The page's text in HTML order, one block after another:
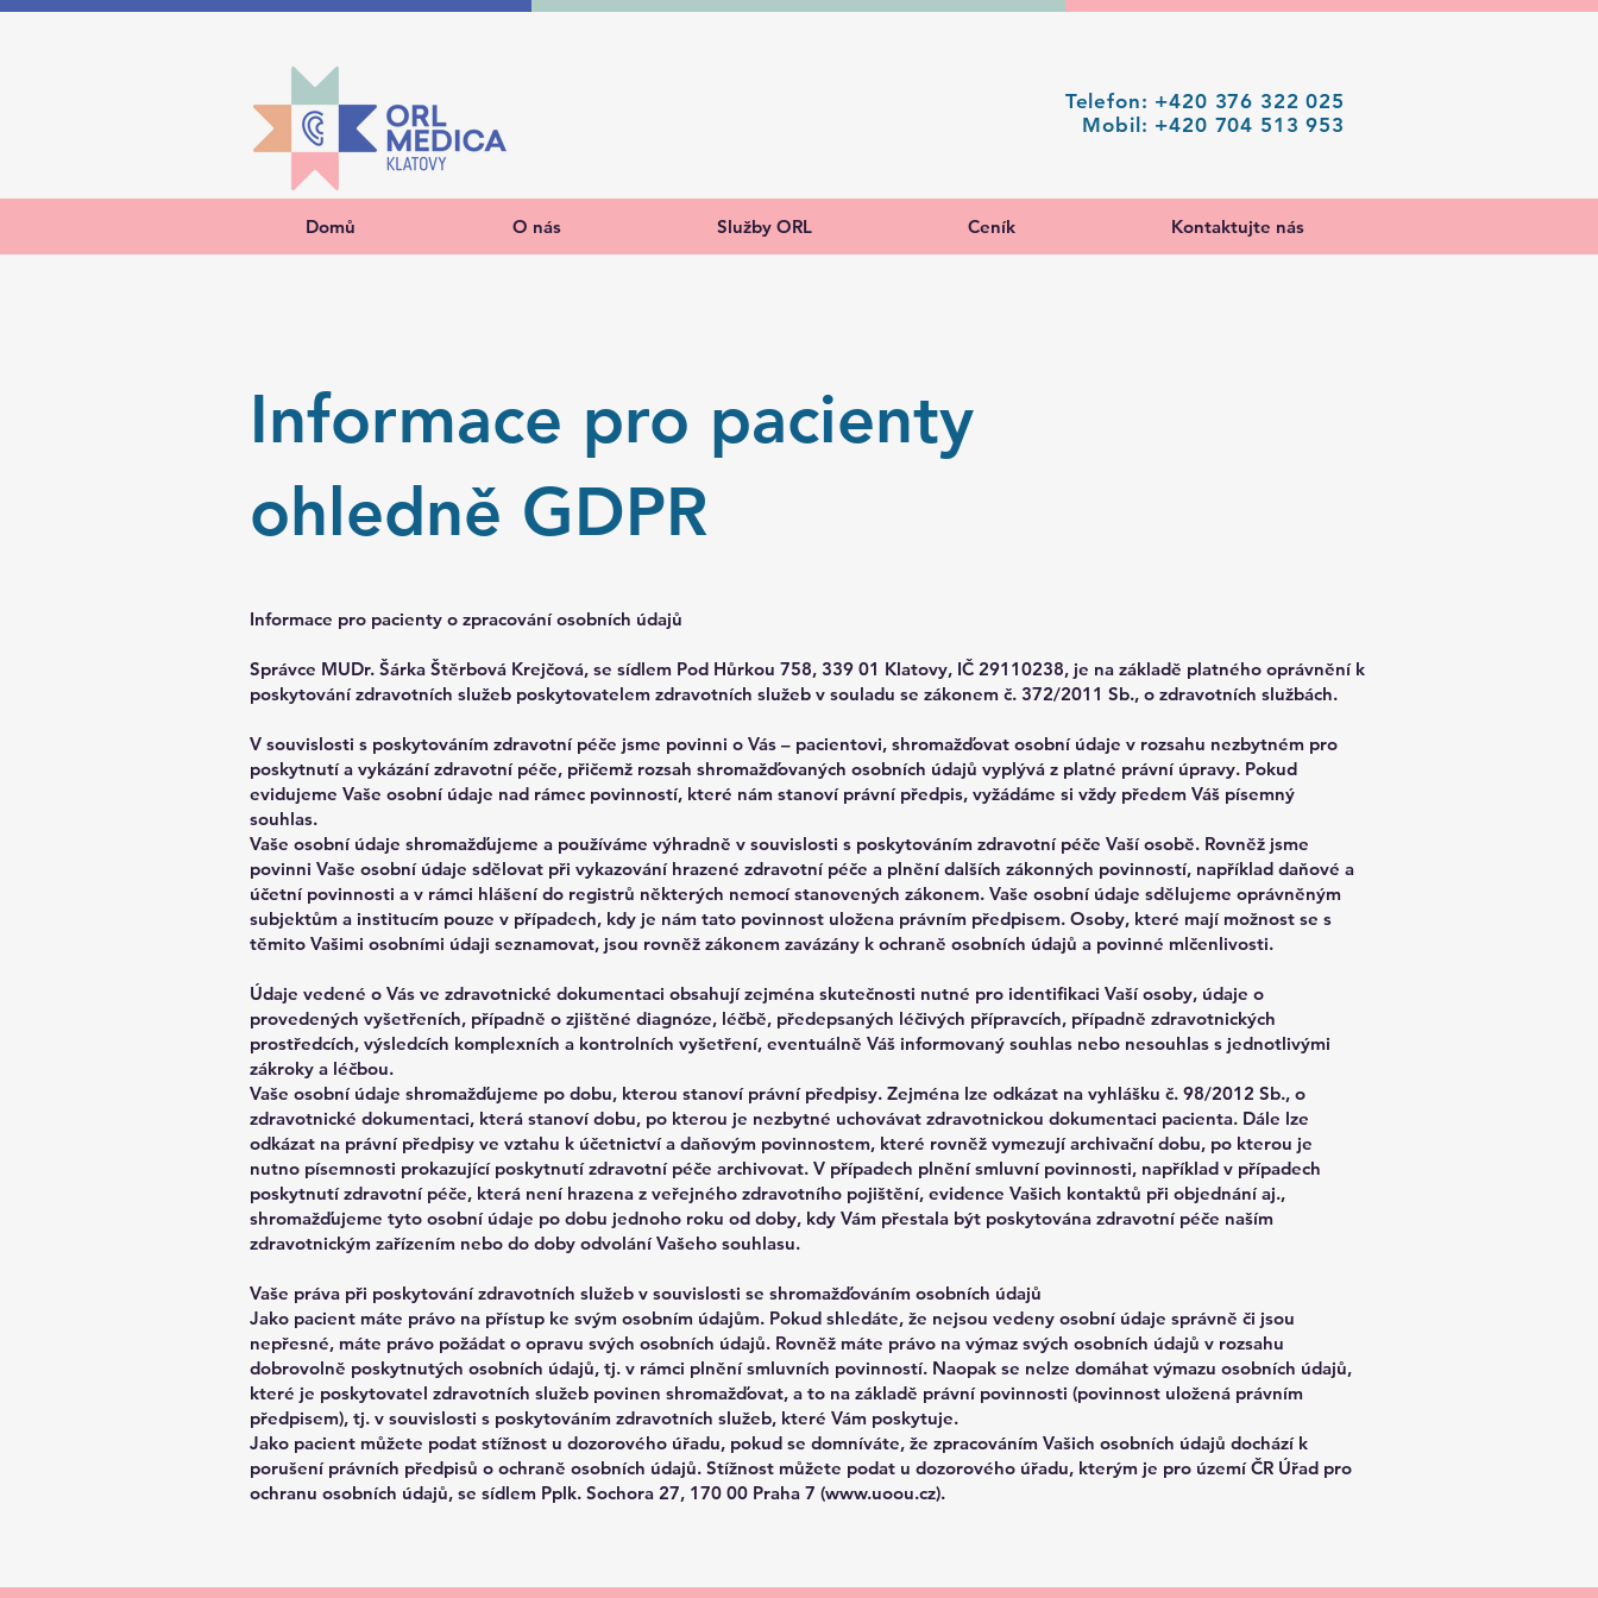
Telefon: +420 376 322 025
Mobil: +420 704 513 953
Domů O nás Služby ORL Ceník Kontaktujte nás
Informace pro pacienty
ohledně GDPR
Informace pro pacienty o zpracování osobních údajů
Správce MUDr. Šárka Štěrbová Krejčová, se sídlem Pod Hůrkou 758, 339 01 Klatovy, IČ 29110238, je na základě platného oprávnění k
poskytování zdravotních služeb poskytovatelem zdravotních služeb v souladu se zákonem č. 372/2011 Sb., o zdravotních službách.
V souvislosti s poskytováním zdravotní péče jsme povinni o Vás – pacientovi, shromažďovat osobní údaje v rozsahu nezbytném pro
poskytnutí a vykázání zdravotní péče, přičemž rozsah shromažďovaných osobních údajů vyplývá z platné právní úpravy. Pokud
evidujeme Vaše osobní údaje nad rámec povinností, které nám stanoví právní předpis, vyžádáme si vždy předem Váš písemný
souhlas.
Vaše osobní údaje shromažďujeme a používáme výhradně v souvislosti s poskytováním zdravotní péče Vaší osobě. Rovněž jsme
povinni Vaše osobní údaje sdělovat při vykazování hrazené zdravotní péče a plnění dalších zákonných povinností, například daňové a
účetní povinnosti a v rámci hlášení do registrů některých nemocí stanovených zákonem. Vaše osobní údaje sdělujeme oprávněným
subjektům a institucím pouze v případech, kdy je nám tato povinnost uložena právním předpisem. Osoby, které mají možnost se s
těmito Vašimi osobními údaji seznamovat, jsou rovněž zákonem zavázány k ochraně osobních údajů a povinné mlčenlivosti.
Údaje vedené o Vás ve zdravotnické dokumentaci obsahují zejména skutečnosti nutné pro identifikaci Vaší osoby, údaje o
provedených vyšetřeních, případně o zjištěné diagnóze, léčbě, předepsaných léčivých přípravcích, případně zdravotnických
prostředcích, výsledcích komplexních a kontrolních vyšetření, eventuálně Váš informovaný souhlas nebo nesouhlas s jednotlivými
zákroky a léčbou.
Vaše osobní údaje shromažďujeme po dobu, kterou stanoví právní předpisy. Zejména lze odkázat na vyhlášku č. 98/2012 Sb., o
zdravotnické dokumentaci, která stanoví dobu, po kterou je nezbytné uchovávat zdravotnickou dokumentaci pacienta. Dále lze
odkázat na právní předpisy ve vztahu k účetnictví a daňovým povinnostem, které rovněž vymezují archivační dobu, po kterou je
nutno písemnosti prokazující poskytnutí zdravotní péče archivovat. V případech plnění smluvní povinnosti, například v případech
poskytnutí zdravotní péče, která není hrazena z veřejného zdravotního pojištění, evidence Vašich kontaktů při objednání aj.,
shromažďujeme tyto osobní údaje po dobu jednoho roku od doby, kdy Vám přestala být poskytována zdravotní péče naším
zdravotnickým zařízením nebo do doby odvolání Vašeho souhlasu.
Vaše práva při poskytování zdravotních služeb v souvislosti se shromažďováním osobních údajů
Jako pacient máte právo na přístup ke svým osobním údajům. Pokud shledáte, že nejsou vedeny osobní údaje správně či jsou
nepřesné, máte právo požádat o opravu svých osobních údajů. Rovněž máte právo na výmaz svých osobních údajů v rozsahu
dobrovolně poskytnutých osobních údajů, tj. v rámci plnění smluvních povinností. Naopak se nelze domáhat výmazu osobních údajů,
které je poskytovatel zdravotních služeb povinen shromažďovat, a to na základě právní povinnosti (povinnost uložená právním
předpisem), tj. v souvislosti s poskytováním zdravotních služeb, které Vám poskytuje.
Jako pacient můžete podat stížnost u dozorového úřadu, pokud se domníváte, že zpracováním Vašich osobních údajů dochází k
porušení právních předpisů o ochraně osobních údajů. Stížnost můžete podat u dozorového úřadu, kterým je pro území ČR Úřad pro
ochranu osobních údajů, se sídlem Pplk. Sochora 27, 170 00 Praha 7 (www.uoou.cz).